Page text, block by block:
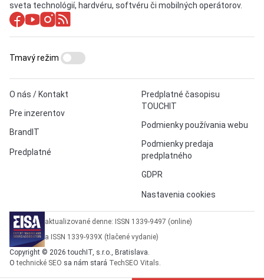
sveta technológií, hardvéru, softvéru či mobilných operátorov.
O nás / Kontakt
Pre inzerentov
BrandIT
Predplatné
Predplatné časopisu
TOUCHIT
Podmienky používania webu
Podmienky predaja
predplatného
GDPR
Nastavenia cookies
Tmavý režim
aktualizované denne: ISSN 1339-9497 (online)
a ISSN 1339-939X (tlačené vydanie)
Copyright © 2026 touchIT, s.r.o., Bratislava.
Otechnické SEO sa nám stará TechSEO Vitals.